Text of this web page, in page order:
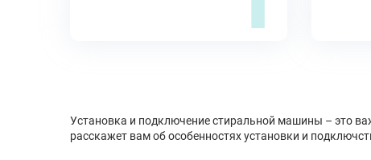
Установка и подключение стиральной машины – это
расскажет вам об особенностях установки и